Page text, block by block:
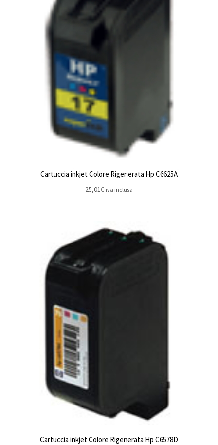
Cartuccia inkjet Colore Rigenerata Hp C6625A
25,01€ iva inclusa
Cartuccia inkjet Colore Rigenerata Hp C6578D